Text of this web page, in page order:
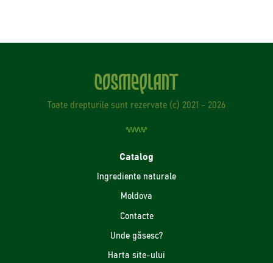
Toate drepturile sunt rezervate (с) 2021 - 2026
Catalog
Ingrediente naturale
Moldova
Contacte
Unde găsesc?
Harta site-ului